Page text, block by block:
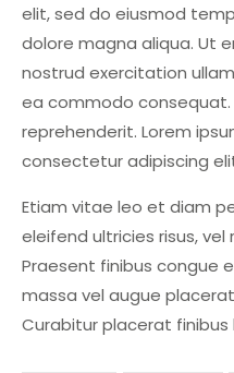
elit, sed do eiusmod
dolore magna aliqua. Ut
nostrud exercitation
ea commodo consequat.
reprehenderit. Lorem
consectetur adipiscing
Etiam vitae leo et diam
eleifend ultricies risus,
Praesent finibus congue
massa vel augue
Curabitur placerat finibus